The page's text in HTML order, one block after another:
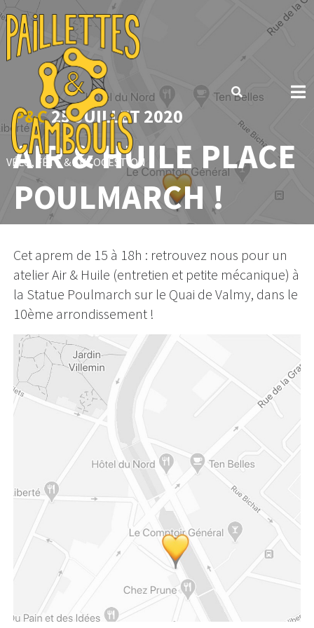
Skip
to
content
VÉLO, FÊTE & AUTOGESTION
P&C25 JUILLET 2020
AIR & HUILE PLACE
POULMARCH !
Cet aprem de 15 à 18h : retrouvez nous pour un
atelier Air & Huile (entretien et petite mécanique) à
la Statue Poulmarch sur le Quai de Valmy, dans le
10ème arrondissement !